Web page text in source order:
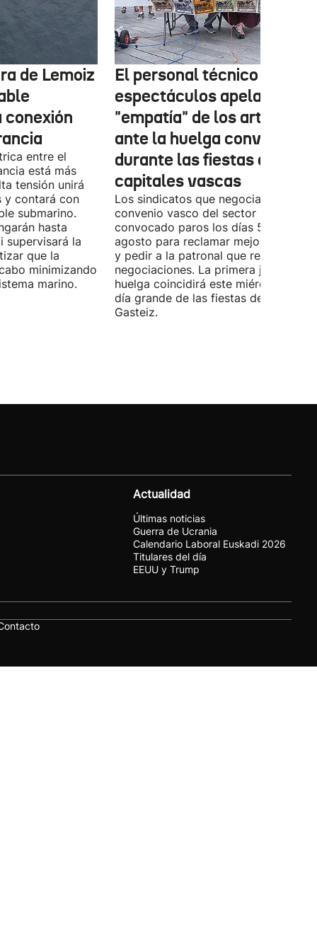
de Lemoiz
conexión
entre el
está más
tensión unirá
y contará con
submarino.
hasta
supervisará la
que la
minimizando
marino.
El personal técnico de
espectáculos apela a la
"empatía" de los artistas
ante la huelga convocada
durante las fiestas de las
capitales vascas
Los sindicatos que negocian el
convenio vasco del sector han
convocado paros los días 5, 14 y 26
agosto para reclamar mejoras
y pedir a la patronal que retome las
negociaciones. La primera jornada de
huelga coincidirá este miércoles con
día grande de las fiestas de Vitoria-
Gasteiz.
Actualidad
Últimas noticias
Guerra de Ucrania
Calendario Laboral Euskadi 2026
Titulares del día
EEUU y Trump